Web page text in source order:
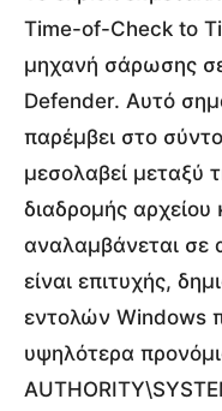
Time-of-Check to
μηχανή σάρωσης
Defender. Αυτό
παρέμβει στο
μεσολαβεί μεταξύ
διαδρομής αρχείου
αναλαμβάνεται σε
είναι επιτυχής,
εντολών Windows
υψηλότερα